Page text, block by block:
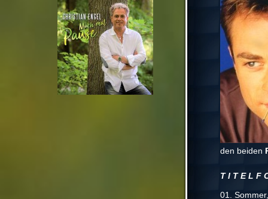
den beiden
T I T E L F
01.